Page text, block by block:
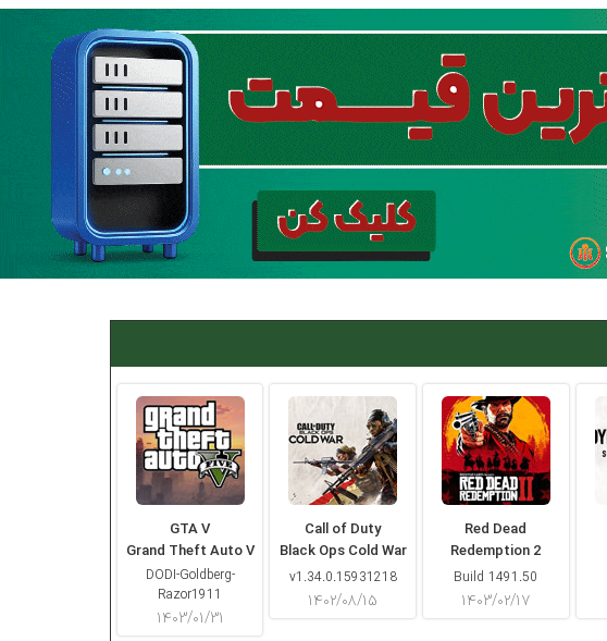
GTA V
Grand Theft Auto V
DODI-Goldberg-
Razor1911
۱۴۰۳/۰۱/۳۱
Call of Duty
Black Ops Cold War
v1.34.0.15931218
۱۴۰۲/۰۸/۱۵
Red Dead
Redemption 2
Build 1491.50
۱۴۰۳/۰۲/۱۷